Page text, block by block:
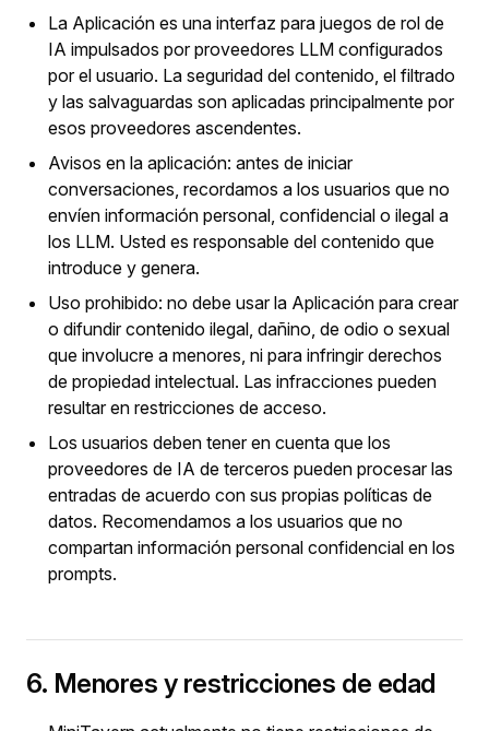
La Aplicación es una interfaz para juegos de rol de
IA impulsados por proveedores LLM configurados
por el usuario. La seguridad del contenido, el filtrado
y las salvaguardas son aplicadas principalmente por
esos proveedores ascendentes.
Avisos en la aplicación: antes de iniciar
conversaciones, recordamos a los usuarios que no
envíen información personal, confidencial o ilegal a
los LLM. Usted es responsable del contenido que
introduce y genera.
Uso prohibido: no debe usar la Aplicación para crear
o difundir contenido ilegal, dañino, de odio o sexual
que involucre a menores, ni para infringir derechos
de propiedad intelectual. Las infracciones pueden
resultar en restricciones de acceso.
Los usuarios deben tener en cuenta que los
proveedores de IA de terceros pueden procesar las
entradas de acuerdo con sus propias políticas de
datos. Recomendamos a los usuarios que no
compartan información personal confidencial en los
prompts.
6. Menores y restricciones de edad